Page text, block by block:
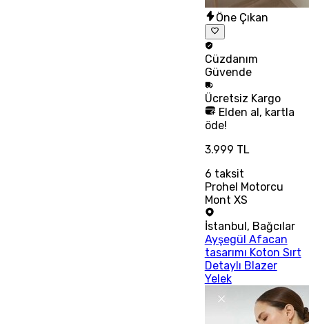
Öne Çıkan
Cüzdanım
Güvende
Ücretsiz Kargo
Elden al, kartla
öde!
3.999 TL
6 taksit
Prohel Motorcu
Mont XS
İstanbul , Bağcılar
Ayşegül Afacan
tasarımı Koton Sırt
Detaylı Blazer
Yelek